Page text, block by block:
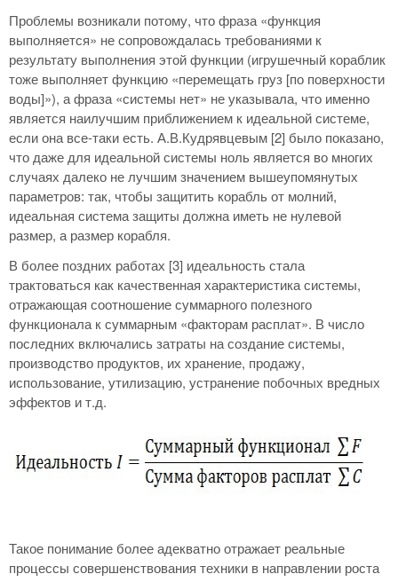
Проблемы возникали потому, что фраза «функция
выполняется» не сопровождалась требованиями к
результату выполнения этой функции (игрушечный кораблик
тоже выполняет функцию «перемещать груз [по поверхности
воды]»), а фраза «системы нет» не указывала, что именно
является наилучшим приближением к идеальной системе,
если она все-таки есть. А.В.Кудрявцевым [2] было показано,
что даже для идеальной системы ноль является во многих
случаях далеко не лучшим значением вышеупомянутых
параметров: так, чтобы защитить корабль от молний,
идеальная система защиты должна иметь не нулевой
размер, а размер корабля.
В более поздних работах [3] идеальность стала
трактоваться как качественная характеристика системы,
отражающая соотношение суммарного полезного
функционала к суммарным «факторам расплат». В число
последних включались затраты на создание системы,
производство продуктов, их хранение, продажу,
использование, утилизацию, устранение побочных вредных
эффектов и т.д.
Такое понимание более адекватно отражает реальные
процессы совершенствования техники в направлении роста